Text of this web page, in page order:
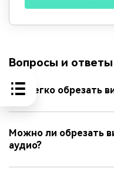
Вопросы и ответы
Как легко обрезать
Можно ли обрезать
аудио?